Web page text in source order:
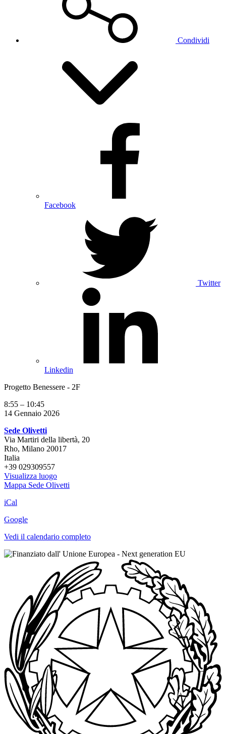
Condividi
Facebook
Twitter
Linkedin
Progetto Benessere - 2F
8:55 – 10:45
14 Gennaio 2026
Sede Olivetti
Via Martiri della libertà, 20
Rho, Milano 20017
Italia
+39 029309557
Visualizza luogo
Mappa Sede Olivetti
iCal
Google
Vedi il calendario completo